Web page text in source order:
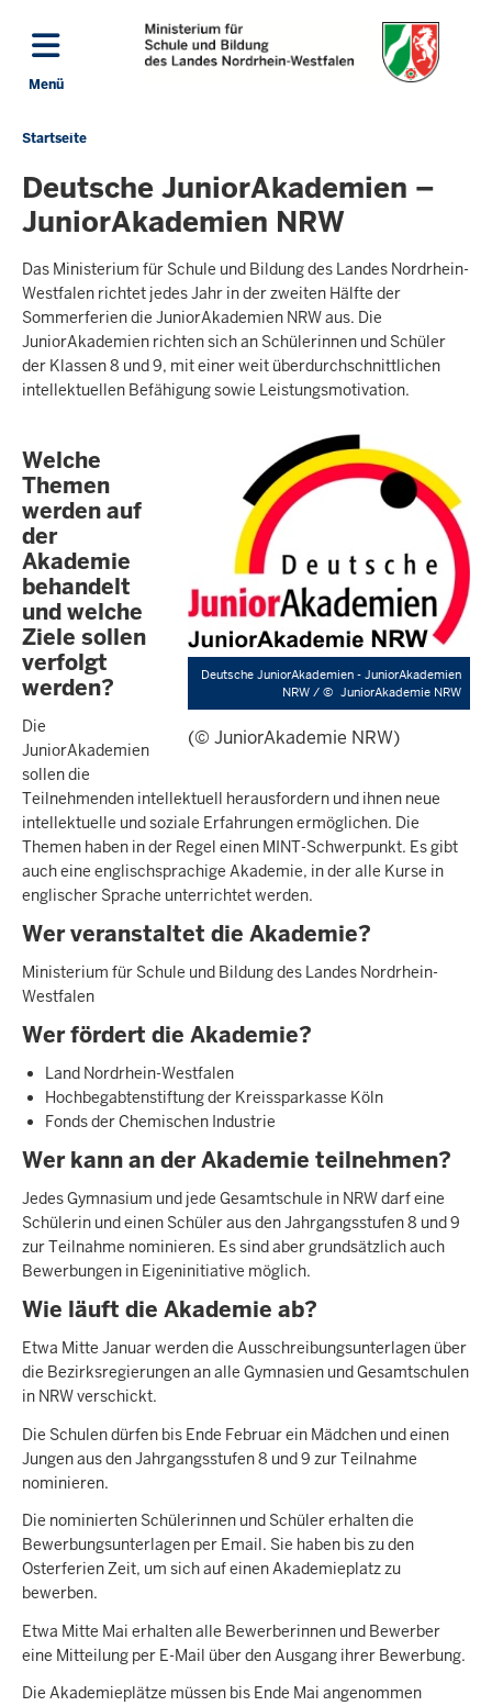
Direkt zum Inhalt
Menü
Sie
sich
hier
Startseite
Deutsche JuniorAkademien –
JuniorAkademien NRW
Das Ministerium für Schule und Bildung des Landes Nordrhein-
Westfalen richtet jedes Jahr in der zweiten Hälfte der
Sommerferien die JuniorAkademien NRW aus. Die
JuniorAkademien richten sich an Schülerinnen und Schüler
der Klassen 8 und 9, mit einer weit überdurchschnittlichen
intellektuellen Befähigung sowie Leistungsmotivation.
Deutsche JuniorAkademien - JuniorAkademien
NRW /© JuniorAkademie NRW
(© JuniorAkademie NRW)
Welche
Themen
werden auf
der
Akademie
behandelt
und welche
Ziele sollen
verfolgt
werden?
Die
JuniorAkademien
sollen die
Teilnehmenden intellektuell herausfordern und ihnen neue
intellektuelle und soziale Erfahrungen ermöglichen. Die
Themen haben in der Regel einen MINT-Schwerpunkt. Es gibt
auch eine englischsprachige Akademie, in der alle Kurse in
englischer Sprache unterrichtet werden.
Wer veranstaltet die Akademie?
Ministerium für Schule und Bildung des Landes Nordrhein-
Westfalen
Wer fördert die Akademie?
Land Nordrhein-Westfalen
Hochbegabtenstiftung der Kreissparkasse Köln
Fonds der Chemischen Industrie
Wer kann an der Akademie teilnehmen?
Jedes Gymnasium und jede Gesamtschule in NRW darf eine
Schülerin und einen Schüler aus den Jahrgangsstufen 8 und 9
zur Teilnahme nominieren. Es sind aber grundsätzlich auch
Bewerbungen in Eigeninitiative möglich.
Wie läuft die Akademie ab?
Etwa Mitte Januar werden die Ausschreibungsunterlagen über
die Bezirksregierungen an alle Gymnasien und Gesamtschulen
in NRW verschickt.
Die Schulen dürfen bis Ende Februar ein Mädchen und einen
Jungen aus den Jahrgangsstufen 8 und 9 zur Teilnahme
nominieren.
Die nominierten Schülerinnen und Schüler erhalten die
Bewerbungsunterlagen per Email. Sie haben bis zu den
Osterferien Zeit, um sich auf einen Akademieplatz zu
bewerben.
Etwa Mitte Mai erhalten alle Bewerberinnen und Bewerber
eine Mitteilung per E-Mail über den Ausgang ihrer Bewerbung.
Die Akademieplätze müssen bis Ende Mai angenommen